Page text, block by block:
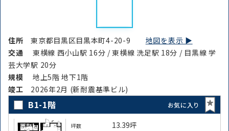
住所東京都目黒区目黒本町4-20-9 地図を表示 ▶︎
交通
東横線 西小山駅 16分 / 東横線 洗足駅 18分 / 目黒線 学
芸大学駅 20分
規模
地上5階 地下1階
竣⼯ 2026年2月 (新耐震基準ビル)
B1-1階 お気に入り
坪数 13.39坪